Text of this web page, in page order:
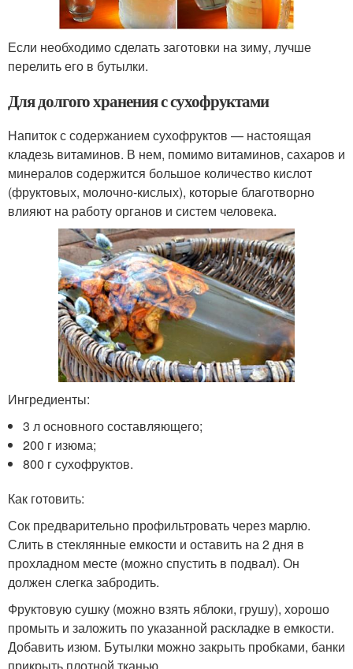
Если необходимо сделать заготовки на зиму, лучше
перелить его в бутылки.
Для долгого хранения с сухофруктами
Напиток с содержанием сухофруктов — настоящая
кладезь витаминов. В нем, помимо витаминов, сахаров и
минералов содержится большое количество кислот
(фруктовых, молочно-кислых), которые благотворно
влияют на работу органов и систем человека.
Ингредиенты:
3 л основного составляющего;
200 г изюма;
800 г сухофруктов.
Как готовить:
Сок предварительно профильтровать через марлю.
Слить в стеклянные емкости и оставить на 2 дня в
прохладном месте (можно спустить в подвал). Он
должен слегка забродить.
Фруктовую сушку (можно взять яблоки, грушу), хорошо
промыть и заложить по указанной раскладке в емкости.
Добавить изюм. Бутылки можно закрыть пробками, банки